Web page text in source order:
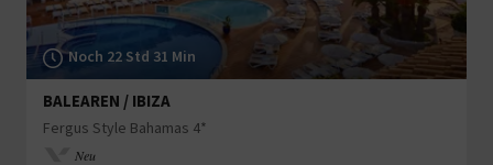
Noch 22 Std 31 Min
BALEAREN / IBIZA
Fergus Style Bahamas 4*
Neu